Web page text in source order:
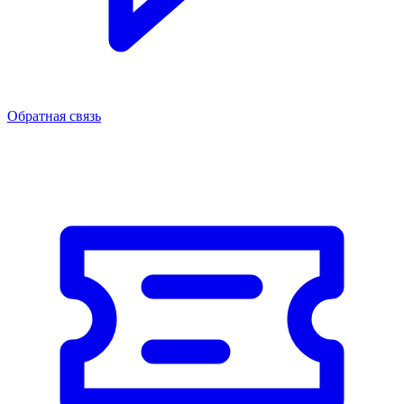
Обратная связь